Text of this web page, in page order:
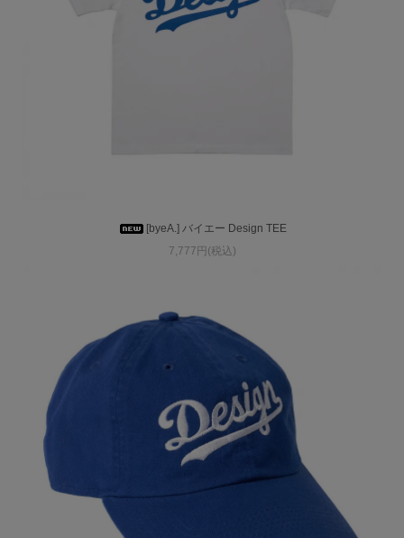
[byeA.] バイエー Design TEE
7,777円(税込)